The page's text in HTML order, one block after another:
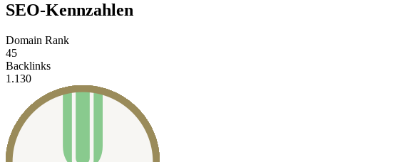
SEO-Kennzahlen
Domain Rank
45
Backlinks
1.130